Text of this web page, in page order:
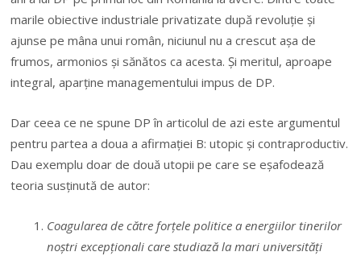
marile obiective industriale privatizate după revoluție și
ajunse pe mâna unui român, niciunul nu a crescut așa de
frumos, armonios și sănătos ca acesta. Și meritul, aproape
integral, aparține managementului impus de DP.
Dar ceea ce ne spune DP în articolul de azi este argumentul
pentru partea a doua a afirmației B: utopic și contraproductiv.
Dau exemplu doar de două utopii pe care se eșafodează
teoria susținută de autor:
Coagularea de către forțele politice a energiilor tinerilor
noștri excepționali care studiază la mari universități